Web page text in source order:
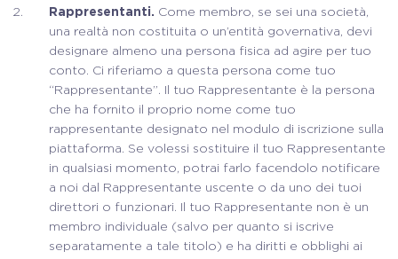
Rappresentanti. Come membro, se sei una società,
una realtà non costituita o un’entità governativa, devi
designare almeno una persona fisica ad agire per tuo
conto. Ci riferiamo a questa persona come tuo
“Rappresentante”. Il tuo Rappresentante è la persona
che ha fornito il proprio nome come tuo
rappresentante designato nel modulo di iscrizione sulla
piattaforma. Se volessi sostituire il tuo Rappresentante
in qualsiasi momento, potrai farlo facendolo notificare
a noi dal Rappresentante uscente o da uno dei tuoi
direttori o funzionari. Il tuo Rappresentante non è un
membro individuale (salvo per quanto si iscrive
separatamente a tale titolo) e ha diritti e obblighi ai